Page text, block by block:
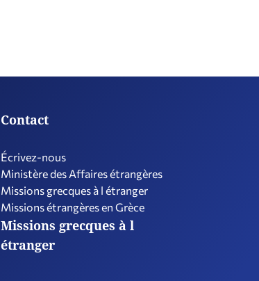
Contact
Écrivez-nous
Ministère des Affaires étrangères
Missions grecques à l étranger
Missions étrangères en Grèce
Missions grecques à l
étranger